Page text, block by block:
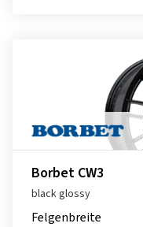
Borbet CW3
black glossy
Felgenbreite